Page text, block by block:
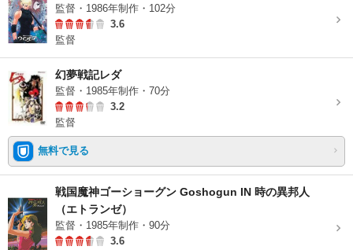
監督・1986年制作・102分
3.6
監督
幻夢戦記レダ
監督・1985年制作・70分
3.2
監督
無料で見る
戦国魔神ゴーショーグン Goshogun IN 時の異邦人
（エトランゼ）
監督・1985年制作・90分
3.6